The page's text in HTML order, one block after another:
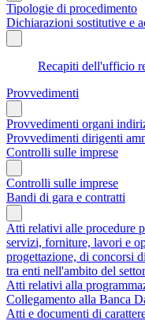
Tipologie di procedimento
Dichiarazioni sostitutive e
Recapiti dell'ufficio
Provvedimenti
Provvedimenti organi
Provvedimenti dirigenti
Controlli sulle imprese
Controlli sulle imprese
Bandi di gara e contratti
Atti relativi alle procedure
servizi, forniture, lavori e
progettazione, di concorsi
tra enti nell'ambito del
Atti relativi alla
Collegamento alla Banca
Atti e documenti di